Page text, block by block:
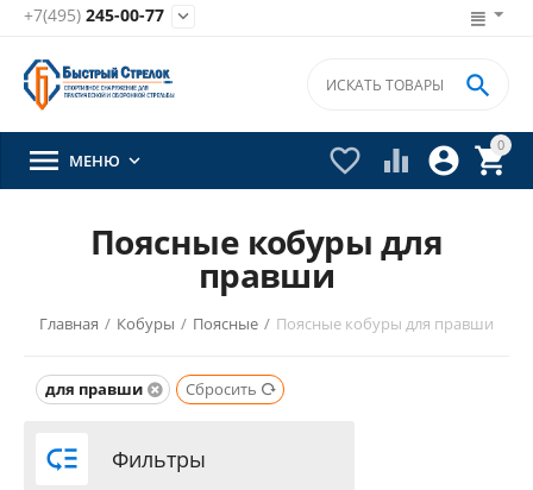
+7(495) 245-00-77 
0


 

 МЕНЮ 
Поясные кобуры для
правши
Главная / Кобуры / Поясные / Поясные кобуры для правши
для правши Сбросить
 Фильтры